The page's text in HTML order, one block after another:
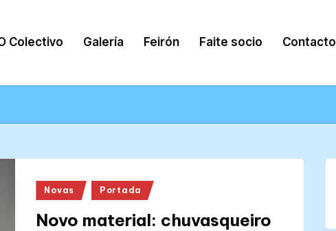
Colectivo Galería Feirón Faite socio Contacto
Posted
Novas Portada
Novo material: chuvasqueiro